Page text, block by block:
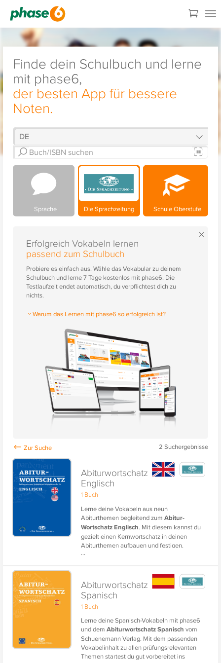
Finde dein Schulbuch und lerne
mit phase6,
der besten App für bessere
Noten.
Sprache Die Sprachzeitung Schule Oberstufe
×
Erfolgreich Vokabeln lernen
passend zum Schulbuch
Probiere es einfach aus. Wähle das Vokabular zu deinem
Schulbuch und lerne 7 Tage kostenlos mit phase6. Die
Testlaufzeit endet automatisch, du verpflichtest dich zu
nichts.
Warum das Lernen mit phase6 so erfolgreich ist?
2 Suchergebnisse
Abiturwortschatz
Englisch
1 Buch
Lerne deine Vokabeln aus neun
Abiturthemen begleitend zumAbitur-
Wortschatz Englisch. Mit diesem kannst du
gezielt einen Kernwortschatz in deinen
Abiturthemen aufbauen und festigen.
Beispielsätzen im Sprachniveau B1-C2 nach
dem Europäischen Referenzrahmen.
Außerdem sind die Vokabeln und die
Beispielsätze hochwertig vertont.
Speziell aufbereitet für phase6 vom
Herausgeber der Sprachzeitung.
Profitiere von Beispielsätzen, die dir das das
Lernen im Kontext erleichtern. Viele
...
Abiturwortschatz
Spanisch
1 Buch
Lerne deine Spanisch-Vokabeln mit phase6
und demAbiturwortschatz Spanisch vom
Schuenemann Verlag. Mit dem passenden
Vokabelinhalt zu allen prüfungsrelevanten
Themen startest du gut vorbereitet ins